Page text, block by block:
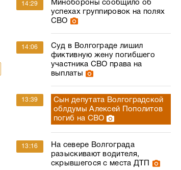
14:29
Минобороны сообщило об
успехах группировок на полях
СВО
14:06
Суд в Волгограде лишил
фиктивную жену погибшего
участника СВО права на
выплаты
13:39
Сын депутата Волгоградской
облдумы Алексей Пополитов
погиб на СВО
13:16
На севере Волгограда
разыскивают водителя,
скрывшегося с места ДТП